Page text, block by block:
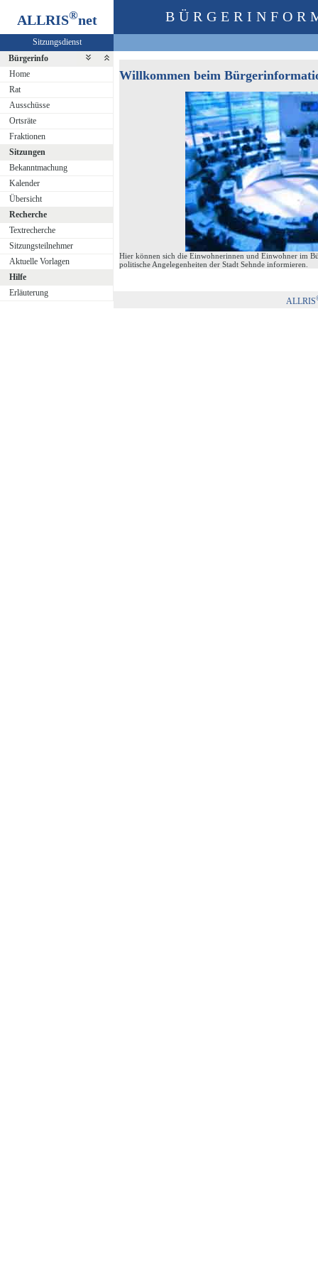
ALLRIS®net
Sitzungsdienst
Bürgerinfo
Home
Rat
Ausschüsse
Ortsräte
Fraktionen
Sitzungen
Bekanntmachung
Kalender
Übersicht
Recherche
Textrecherche
Sitzungsteilnehmer
Aktuelle Vorlagen
Hilfe
Erläuterung
Willkommen beim
Hier können sich die Einwohnerinnen und Einwohner im
politische Angelegenheiten der Stadt Sehnde informieren.
ALLRIS